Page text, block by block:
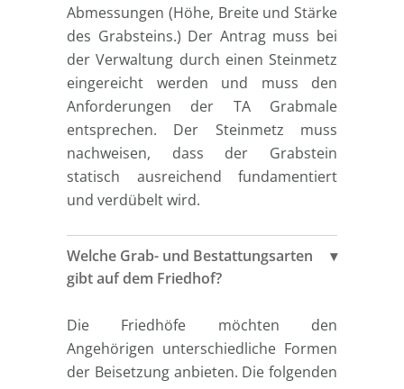
Abmessungen (Höhe, Breite und Stärke
des Grabsteins.) Der Antrag muss bei
der Verwaltung durch einen Steinmetz
eingereicht werden und muss den
Anforderungen der TA Grabmale
entsprechen. Der Steinmetz muss
nachweisen, dass der Grabstein
statisch ausreichend fundamentiert
und verdübelt wird.
Welche Grab- und Bestattungsarten
gibt auf dem Friedhof?
Die Friedhöfe möchten den
Angehörigen unterschiedliche Formen
der Beisetzung anbieten. Die folgenden